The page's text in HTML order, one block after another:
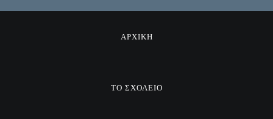
ΑΡΧΙΚΗ
ΤΟ ΣΧΟΛΕΙΟ